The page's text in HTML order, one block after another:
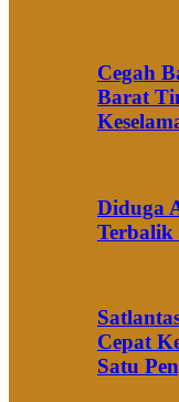
Cegah
Barat
Diduga
Terbalik
Cepat
Satu